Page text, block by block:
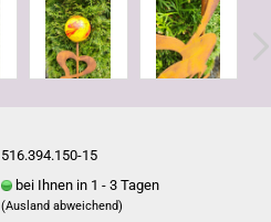
516.394.150-15
bei Ihnen in 1 - 3 Tagen
(Ausland abweichend)